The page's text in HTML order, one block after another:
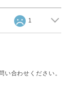
1
合わせください。